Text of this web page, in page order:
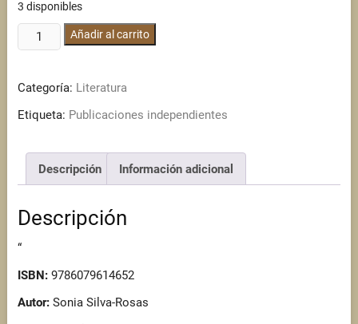
3 disponibles
Benita
Salvador
Añadir al carrito
Categoría: Literatura
Etiqueta: Publicaciones independientes
Descripción Información adicional
Descripción
“
ISBN:9786079614652
Autor:Sonia Silva-Rosas